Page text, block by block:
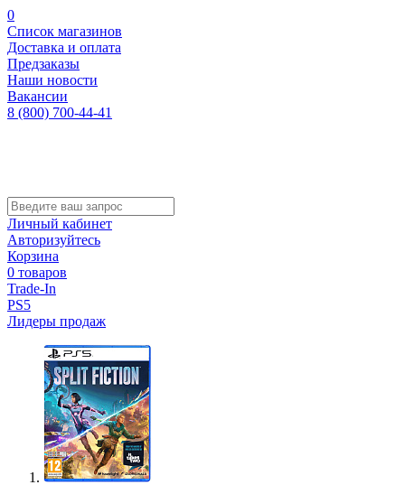
0
Список магазинов
Доставка и оплата
Предзаказы
Наши новости
Вакансии
8 (800) 700-44-41
Личный кабинет
Авторизуйтесь
Корзина
0 товаров
Trade-In
PS5
Лидеры продаж